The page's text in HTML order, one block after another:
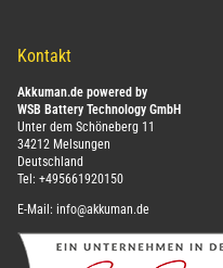
Kontakt
Akkuman.de powered by
WSB Battery Technology GmbH
Unter dem Schöneberg 11
34212 Melsungen
Deutschland
Tel: +495661920150
E-Mail: info@akkuman.de